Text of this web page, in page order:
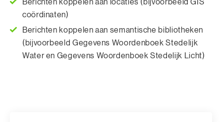
Berichten koppelen aan locaties (bijvoorbeeld GIS
coördinaten)
Berichten koppelen aan semantische bibliotheken
(bijvoorbeeld Gegevens Woordenboek Stedelijk
Water en Gegevens Woordenboek Stedelijk Licht)